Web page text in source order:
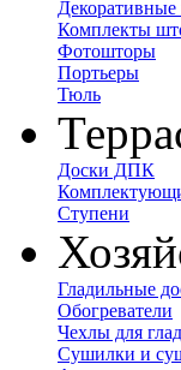
Комплекты
Фотошторы
Портьеры
Тюль
Доски ДПК
Ступени
Гладильные
Обогреватели
Чехлы для
Сушилки и